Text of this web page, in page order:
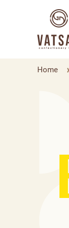
Home